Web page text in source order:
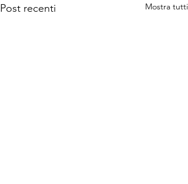
Post recenti Mostra tutti